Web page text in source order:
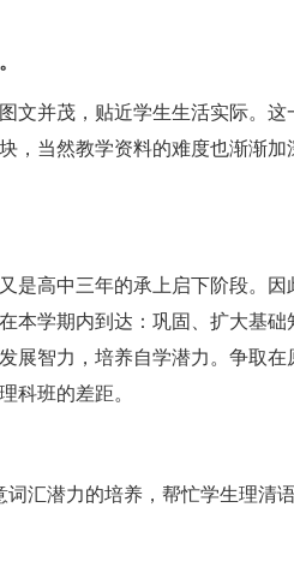
并茂，贴近学生生活实际。这
，当然教学资料的难度也渐渐
高中三年的承上启下阶段。因
本学期内到达：巩固、扩大基
展智力，培养自学潜力。争取
科班的差距。
潜力的培养，帮忙学生理清